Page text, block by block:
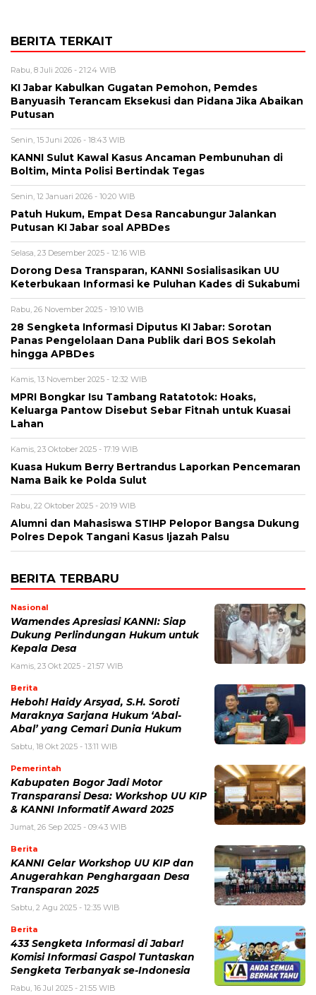
BERITA TERKAIT
Rabu, 8 Juli 2026 - 21:24 WIB
KI Jabar Kabulkan Gugatan Pemohon, Pemdes
Banyuasih Terancam Eksekusi dan Pidana Jika Abaikan
Putusan
Senin, 15 Juni 2026 - 18:43 WIB
KANNI Sulut Kawal Kasus Ancaman Pembunuhan di
Boltim, Minta Polisi Bertindak Tegas
Senin, 12 Januari 2026 - 10:20 WIB
Patuh Hukum, Empat Desa Rancabungur Jalankan
Putusan KI Jabar soal APBDes
Selasa, 23 Desember 2025 - 12:16 WIB
Dorong Desa Transparan, KANNI Sosialisasikan UU
Keterbukaan Informasi ke Puluhan Kades di Sukabumi
Rabu, 26 November 2025 - 19:10 WIB
28 Sengketa Informasi Diputus KI Jabar: Sorotan
Panas Pengelolaan Dana Publik dari BOS Sekolah
hingga APBDes
Kamis, 13 November 2025 - 12:32 WIB
MPRI Bongkar Isu Tambang Ratatotok: Hoaks,
Keluarga Pantow Disebut Sebar Fitnah untuk Kuasai
Lahan
Kamis, 23 Oktober 2025 - 17:19 WIB
Kuasa Hukum Berry Bertrandus Laporkan Pencemaran
Nama Baik ke Polda Sulut
Rabu, 22 Oktober 2025 - 20:19 WIB
Alumni dan Mahasiswa STIHP Pelopor Bangsa Dukung
Polres Depok Tangani Kasus Ijazah Palsu
BERITA TERBARU
Nasional
Wamendes Apresiasi KANNI: Siap
Dukung Perlindungan Hukum untuk
Kepala Desa
Kamis, 23 Okt 2025 - 21:57 WIB
Berita
Heboh! Haidy Arsyad, S.H. Soroti
Maraknya Sarjana Hukum ‘Abal-
Abal’ yang Cemari Dunia Hukum
Sabtu, 18 Okt 2025 - 13:11 WIB
Pemerintah
Kabupaten Bogor Jadi Motor
Transparansi Desa: Workshop UU KIP
& KANNI Informatif Award 2025
Jumat, 26 Sep 2025 - 09:43 WIB
Berita
KANNI Gelar Workshop UU KIP dan
Anugerahkan Penghargaan Desa
Transparan 2025
Sabtu, 2 Agu 2025 - 12:35 WIB
Berita
433 Sengketa Informasi di Jabar!
Komisi Informasi Gaspol Tuntaskan
Sengketa Terbanyak se-Indonesia
Rabu, 16 Jul 2025 - 21:55 WIB